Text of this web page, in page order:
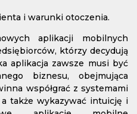
i warunki otoczenia.
aplikacji mobilnych
którzy decydują
aplikacja zawsze musi być
biznesu, obejmująca
współgrać z systemami
także wykazywać intuicję i